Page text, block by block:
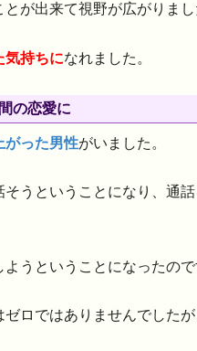
が出来て視野が広がりまし
気持ちになれました。
の恋愛に
がった男性がいました。
うということになり、通
うということになったので
ロではありませんでした